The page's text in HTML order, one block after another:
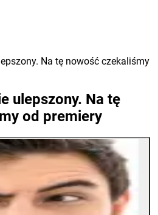
Na tę nowość czekaliśmy
ulepszony. Na tę
od premiery